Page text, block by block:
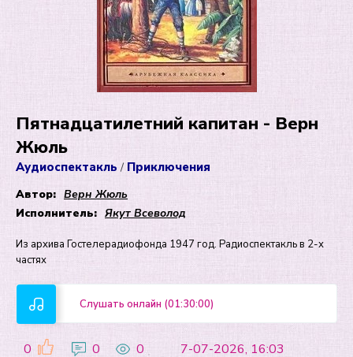
Пятнадцатилетний капитан - Верн
Жюль
Аудиоспектакль / Приключения
Автор: Верн Жюль
Исполнитель: Якут Всеволод
Из архива Гостелерадиофонда 1947 год. Радиоспектакль в 2-х
частях
Слушать онлайн (01:30:00)
0 0 0 7-07-2026, 16:03